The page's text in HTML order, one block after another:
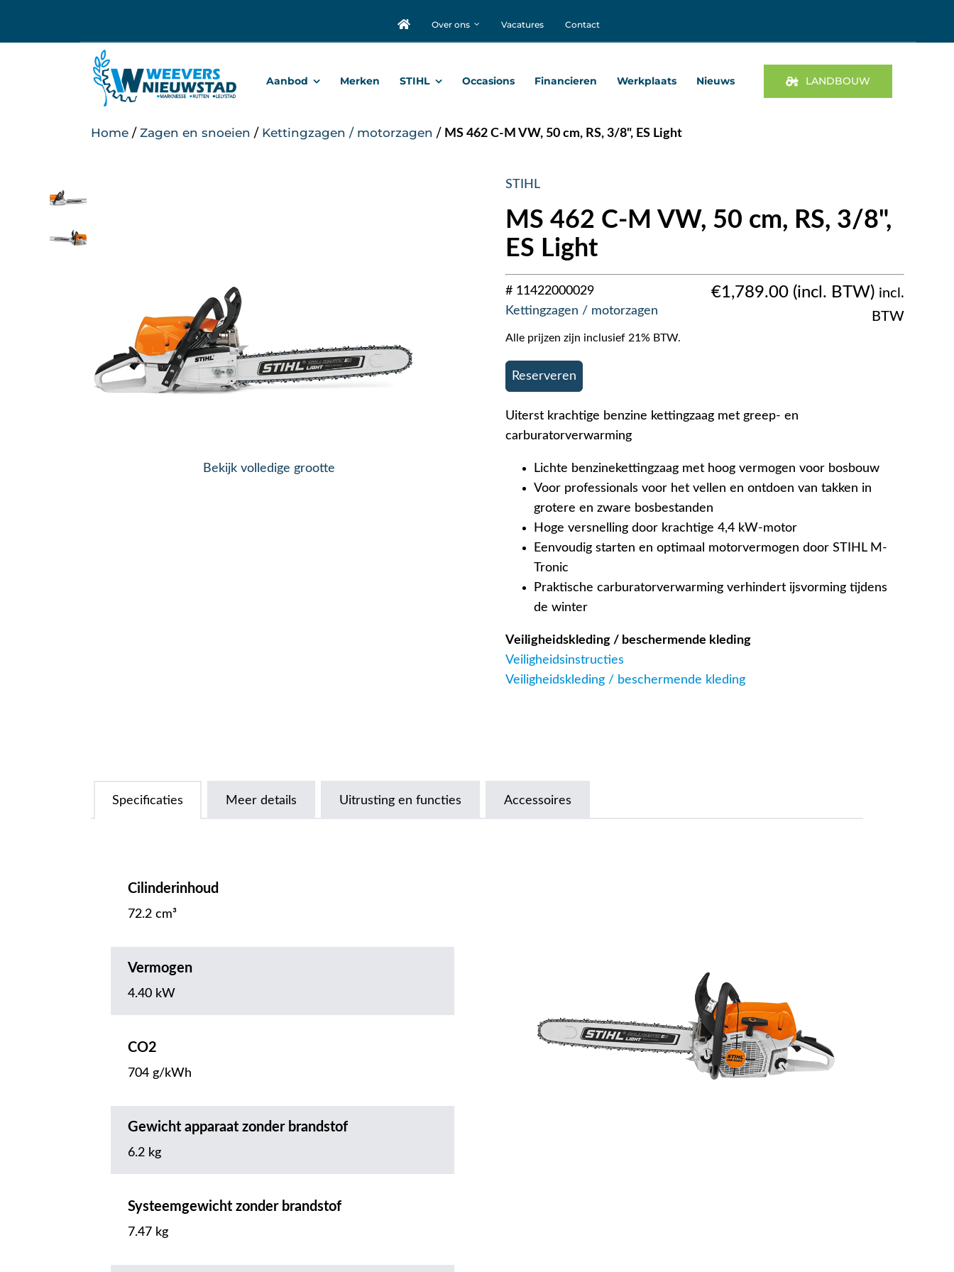
Over ons Vacatures Contact
Aanbod Merken STIHL Occasions Financieren Werkplaats Nieuws LANDBOUW
Home / Zagen en snoeien / Kettingzagen / motorzagen / MS 462 C-M VW, 50 cm, RS, 3/8", ES Light
Bekijk volledige grootte
STIHL
MS 462 C-M VW, 50 cm, RS, 3/8",
ES Light
# 11422000029
Kettingzagen / motorzagen
€1,789.00
incl.
BTW
Alle prijzen zijn inclusief 21% BTW.
Reserveren
Uiterst krachtige benzine kettingzaag met greep- en
carburatorverwarming
Lichte benzinekettingzaag met hoog vermogen voor bosbouw
Voor professionals voor het vellen en ontdoen van takken in
grotere en zware bosbestanden
Hoge versnelling door krachtige 4,4 kW-motor
Eenvoudig starten en optimaal motorvermogen door STIHL M-
Tronic
Praktische carburatorverwarming verhindert ijsvorming tijdens
de winter
Veiligheidskleding / beschermende kleding
Veiligheidsinstructies
Veiligheidskleding / beschermende kleding
Specificaties Meer details Uitrusting en functies Accessoires
Cilinderinhoud
72.2 cm³
Vermogen
4.40 kW
CO2
704 g/kWh
Gewicht apparaat zonder brandstof
6.2 kg
Systeemgewicht zonder brandstof
7.47 kg